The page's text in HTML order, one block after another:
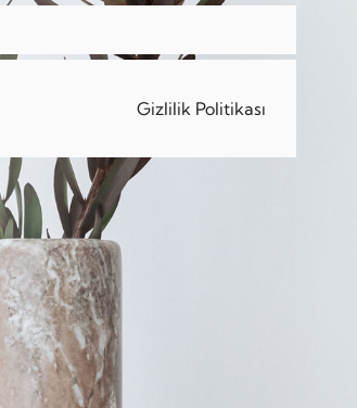
Gizlilik Politikası